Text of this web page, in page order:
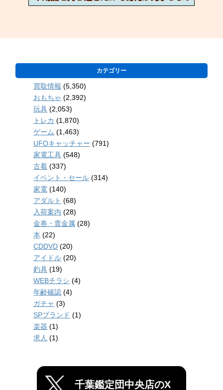
カテゴリー
買取情報 (5,350)
おもちゃ (2,392)
玩具 (2,053)
トレカ (1,870)
ゲーム (1,463)
UFOキャッチャー (791)
家電工具 (548)
古着 (337)
イベント・セール (314)
家電 (140)
アダルト (68)
入荷案内 (28)
金券・貴金属 (28)
本 (22)
CDDVD (20)
アイドル (20)
釣具 (19)
WEBチラシ (4)
年齢確認 (4)
ガチャ (3)
SPブランド (1)
楽器 (1)
求人 (1)
千葉鑑定団中央店のX